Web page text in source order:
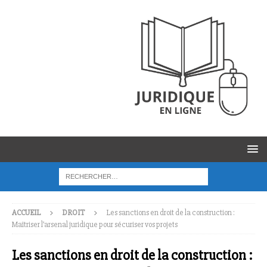
ACCUEIL DROIT
Les sanctions en droit de la construction :
Maîtriser l’arsenal juridique pour sécuriser vos projets
Les sanctions en droit de la construction :